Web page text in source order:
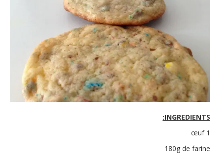
INGREDIENTS:
1 œuf
180g de farine